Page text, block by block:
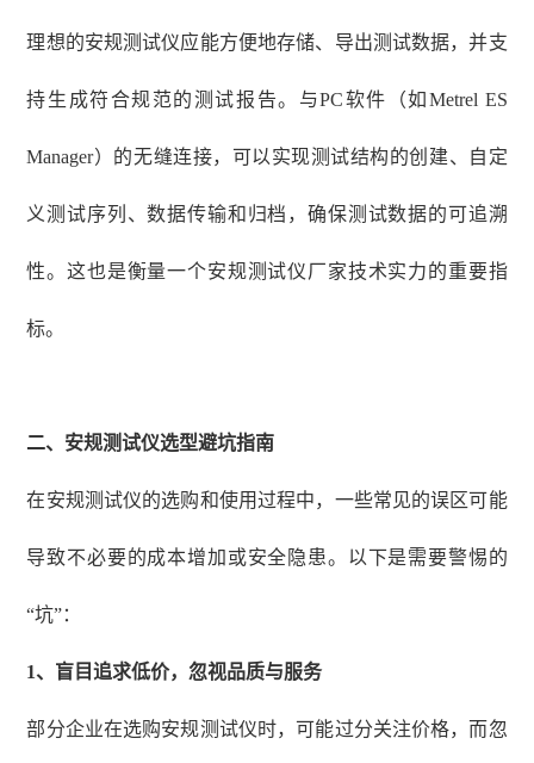
理想的安规测试仪应能方便地存储、导出测试数据，并支
持生成符合规范的测试报告。与PC软件（如Metrel ES
Manager）的无缝连接，可以实现测试结构的创建、自定
义测试序列、数据传输和归档，确保测试数据的可追溯
性。这也是衡量一个安规测试仪厂家技术实力的重要指
标。
二、安规测试仪选型避坑指南
在安规测试仪的选购和使用过程中，一些常见的误区可能
导致不必要的成本增加或安全隐患。以下是需要警惕的
“坑”：
1、 盲目追求低价，忽视品质与服务
部分企业在选购安规测试仪时，可能过分关注价格，而忽